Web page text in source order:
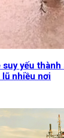
suy yếu
nhiều nơi